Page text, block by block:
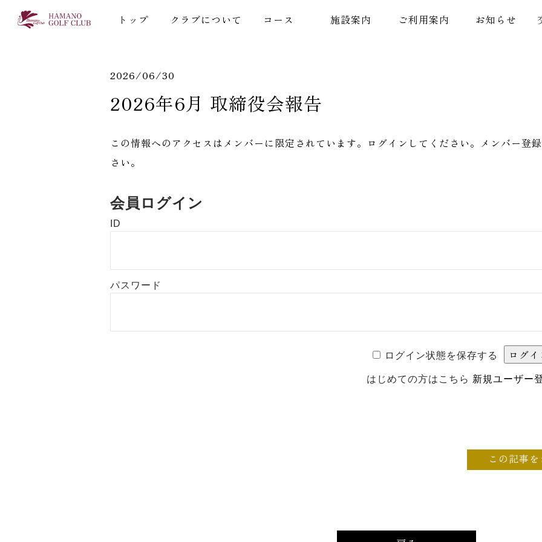
トップ クラブについて コース 施設案内 ご利用案内 お知らせ
2026/06/30
2026年6月 取締役会報告
この情報へのアクセスはメンバーに限定されています。ログインしてください。メンバー登
さい。
会員ログイン
ID
パスワード
ログイン状態を保存する
はじめての方はこちら 新規ユーザー
この記事